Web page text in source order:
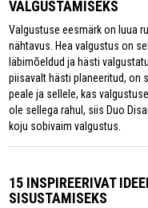
VALGUSTAMISEKS
Valgustuse eesmärk on luua
nähtavus. Hea valgustus on
läbimõeldud ja hästi
piisavalt hästi planeeritud, on
peale ja sellele, kas
ole sellega rahul, siis Duo
koju sobivaim valgustus.
15 INSPIREERIVAT
SISUSTAMISEKS